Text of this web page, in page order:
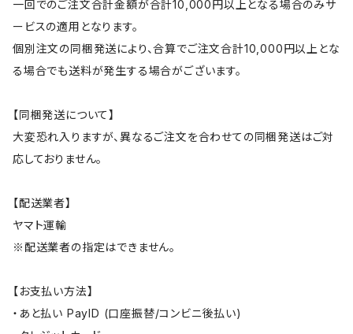
一回でのご注文合計金額が合計10,000円以上となる場合のみサ
ービスの適用となります。
個別注文の同梱発送により、合算でご注文合計10,000円以上とな
る場合でも送料が発生する場合がございます。
【同梱発送について】
大変恐れ入りますが、異なるご注文を合わせての同梱発送はご対
応しておりません。
【配送業者】
ヤマト運輸
※配送業者の指定はできません。
【お支払い方法】
・あと払い PayID (口座振替/コンビニ後払い)